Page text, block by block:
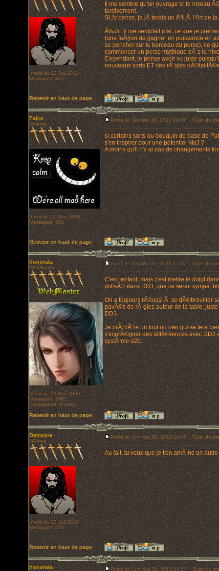
Inscrit le: 22 Juil 2012
Messages: 476
Il me semble qu'un ouvrage sr le niveau
tardivement.
Si j'y pense, je jÃ¨terais un Å“il Ã l'Art de
Ã‰dit: il me semblait mal, ce que je
(une faÃ§on de gagner en puissance en
se pencher sur le berceau du perso), ce
commencer un perso mythique dÃ¨s le
Cependant, je pense avoir vu juste
nouveaux sorts ET des rÃ¨gles
Revenir en haut de page
Falco
Paladin
Inscrit le: 11 Sep 2006
Messages: 372
Posté le: Jeu Mai 16, 2013 08:37 Sujet du
si certains sorts du bouquin de base de
s'en inspirer pour une potentiel MaJ ?
A moins qu'il n'y ai pas de changements
Revenir en haut de page
honorata
WebMaster
Inscrit le: 21 Aoû 2006
Messages: 2981
Localisation: Annecy
Posté le: Jeu Mai 16, 2013 17:37 Sujet du
C'est tentant, mais c'est mettre le doigt
utilisÃ© dans DD3, que ce serait sympa,
On a toujours rÃ©ussi Ã se dÃ©brouiller
pavÃ©s de rÃ¨gles autour de la table,
DD3.
Je prÃ©fÃ¨re un tout ou rien qui se fera
s'imprÃ©gner des diffÃ©rences avec DD3
systÃ¨me d20.
Revenir en haut de page
Dampyre
HÃ©ros
Inscrit le: 22 Juil 2012
Messages: 476
Posté le: Lun Mai 20, 2013 11:05 Sujet du
Au fait, tu veux que je t'en amÃ¨ne un
Revenir en haut de page
honorata Posté le: Lun Mai 20, 2013 14:57 Sujet du